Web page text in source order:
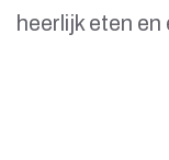
heerlijk eten